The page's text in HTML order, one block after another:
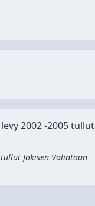
2002 -2005 tullut
Jokisen Valintaan